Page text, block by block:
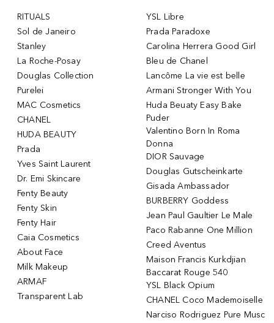
RITUALS
Sol de Janeiro
Stanley
La Roche-Posay
Douglas Collection
Purelei
MAC Cosmetics
CHANEL
HUDA BEAUTY
Prada
Yves Saint Laurent
Dr. Emi Skincare
Fenty Beauty
Fenty Skin
Fenty Hair
Caia Cosmetics
About Face
Milk Makeup
ARMAF
Transparent Lab
YSL Libre
Prada Paradoxe
Carolina Herrera Good Girl
Bleu de Chanel
Lancôme La vie est belle
Armani Stronger With You
Huda Beuaty Easy Bake
Puder
Valentino Born In Roma
Donna
DIOR Sauvage
Douglas Gutscheinkarte
Gisada Ambassador
BURBERRY Goddess
Jean Paul Gaultier Le Male
Paco Rabanne One Million
Creed Aventus
Maison Francis Kurkdjian
Baccarat Rouge 540
YSL Black Opium
CHANEL Coco Mademoiselle
Narciso Rodriguez Pure Musc